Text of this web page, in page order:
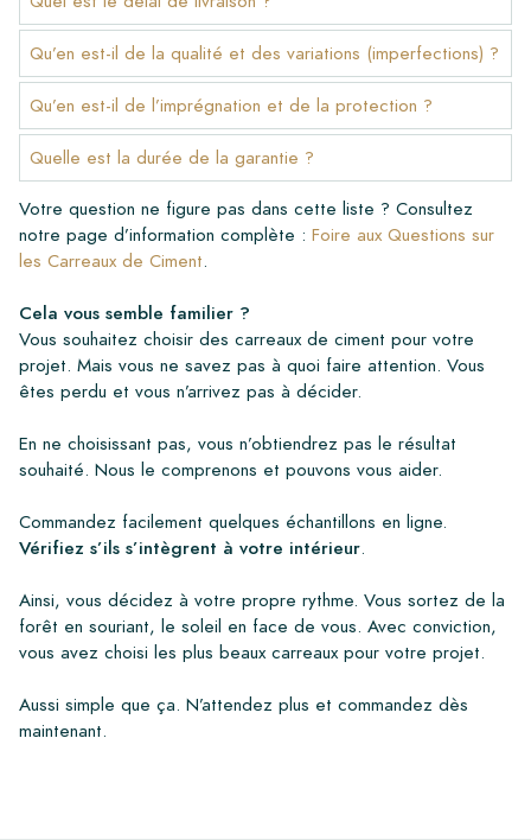
Qu’en est-il de la qualité et des variations (imperfections) ?
Qu’en est-il de l’imprégnation et de la protection ?
Quelle est la durée de la garantie ?
Votre question ne figure pas dans cette liste ? Consultez
notre page d’information complète : Foire aux Questions sur
les Carreaux de Ciment.
Cela vous semble familier ?
Vous souhaitez choisir des carreaux de ciment pour votre
projet. Mais vous ne savez pas à quoi faire attention. Vous
êtes perdu et vous n’arrivez pas à décider.
En ne choisissant pas, vous n’obtiendrez pas le résultat
souhaité. Nous le comprenons et pouvons vous aider.
Commandez facilement quelques échantillons en ligne.
Vérifiez s’ils s’intègrent à votre intérieur.
Ainsi, vous décidez à votre propre rythme. Vous sortez de la
forêt en souriant, le soleil en face de vous. Avec conviction,
vous avez choisi les plus beaux carreaux pour votre projet.
Aussi simple que ça. N’attendez plus et commandez dès
maintenant.